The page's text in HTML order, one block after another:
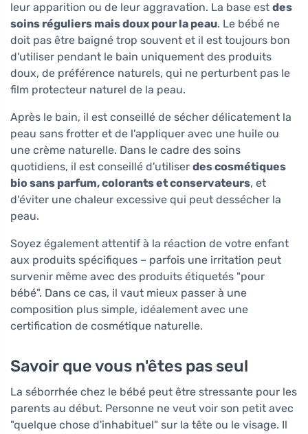
leur apparition ou de leur aggravation. La base est des
soins réguliers mais doux pour la peau. Le bébé ne
doit pas être baigné trop souvent et il est toujours bon
d'utiliser pendant le bain uniquement des produits
doux, de préférence naturels, qui ne perturbent pas le
film protecteur naturel de la peau.
Après le bain, il est conseillé de sécher délicatement la
peau sans frotter et de l'appliquer avec une huile ou
une crème naturelle. Dans le cadre des soins
quotidiens, il est conseillé d'utiliser des cosmétiques
bio sans parfum, colorants et conservateurs, et
d'éviter une chaleur excessive qui peut dessécher la
peau.
Soyez également attentif à la réaction de votre enfant
aux produits spécifiques – parfois une irritation peut
survenir même avec des produits étiquetés "pour
bébé". Dans ce cas, il vaut mieux passer à une
composition plus simple, idéalement avec une
certification de cosmétique naturelle.
Savoir que vous n'êtes pas seul
La séborrhée chez le bébé peut être stressante pour les
parents au début. Personne ne veut voir son petit avec
"quelque chose d'inhabituel" sur la tête ou le visage. Il